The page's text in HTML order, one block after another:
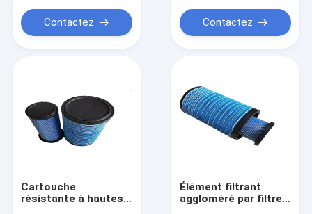
Au sujet de nous
Visite d'usine
Contactez Contactez
Cartouche
résistante à hautes
Élément filtrant
aggloméré par filtre à